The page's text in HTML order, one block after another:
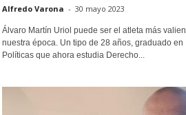
Alfredo Varona - 30 mayo 2023
Álvaro Martín Uriol puede ser el atleta más
nuestra época. Un tipo de 28 años, graduado en
Políticas que ahora estudia Derecho...